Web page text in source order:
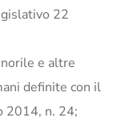
22
e altre
definite con il
2014, n. 24;